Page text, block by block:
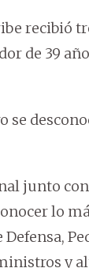
recibió
de 39
se
junto
lo
y